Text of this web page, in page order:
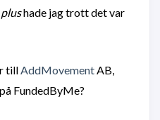
hade jag trott det var
tillAddMovementAB,
på FundedByMe?